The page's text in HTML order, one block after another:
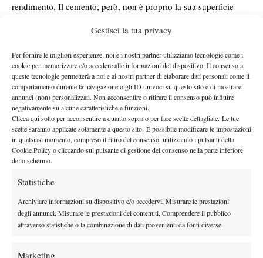
Gestisci la tua privacy
Per fornire le migliori esperienze, noi e i nostri partner utilizziamo tecnologie come i
cookie per memorizzare e/o accedere alle informazioni del dispositivo. Il consenso a
queste tecnologie permetterà a noi e ai nostri partner di elaborare dati personali come il
comportamento durante la navigazione o gli ID univoci su questo sito e di mostrare
annunci (non) personalizzati. Non acconsentire o ritirare il consenso può influire
negativamente su alcune caratteristiche e funzioni.
Clicca qui sotto per acconsentire a quanto sopra o per fare scelte dettagliate. Le tue
scelte saranno applicate solamente a questo sito. È possibile modificare le impostazioni
in qualsiasi momento, compreso il ritiro del consenso, utilizzando i pulsanti della
Cookie Policy o cliccando sul pulsante di gestione del consenso nella parte inferiore
dello schermo.
Statistiche
Archiviare informazioni su dispositivo e/o accedervi, Misurare le prestazioni
degli annunci, Misurare le prestazioni dei contenuti, Comprendere il pubblico
attraverso statistiche o la combinazione di dati provenienti da fonti diverse.
Marketing
rendimento. Il cemento, però, non è proprio la sua superficie
Wawrinka e poi contro Kohlschreiber. Quando si è trovato di
fronte a Murray ha provato a giocarsela, mettendoci come al
solito il suo carattere di ferro, ma per vincere non basta solo
quello e lo scozzese, come detto, questa settimana era il più forte.
In vista degli Us Open non sembra essere il primo favorito, ma di
sicuro ha le sue buone possibilità di completare lo Slam
personale e ci proverà.
Novak Djokovic è arrivato in semifinale essenzialmente perché
ha trovato un tabellone generoso: Benneteau, Hanescu e Chardy
contro il francese ha sofferto un bel po’, trovandosi a rincorrere
in entrambi i set. Contro Federer, tutto sommato, Nole ha giocato
bene a parte il primo set da dimenticare (40% di punti fatti sulla
prima, merito di Federer ma anche dei tanti errori del serbo). Poi,